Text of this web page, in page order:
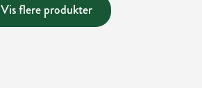
Vis flere produkter